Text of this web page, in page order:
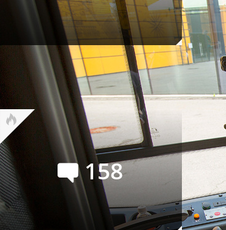
Официальный GAC S7:
покупать или нет? Семь
мнений и замеры на полигоне
158